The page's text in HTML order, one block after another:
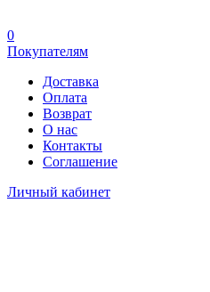
0
Покупателям
Доставка
Оплата
Возврат
О нас
Контакты
Соглашение
Личный кабинет